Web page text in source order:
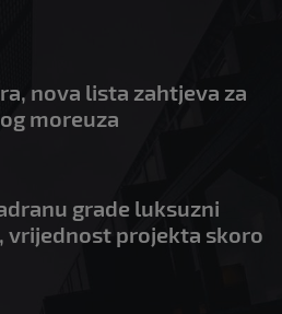
nova lista zahtjeva za
moreuza
grade luksuzni
projekta skoro